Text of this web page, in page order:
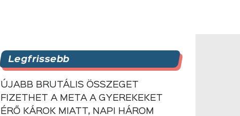
Legfrissebb
ÚJABB BRUTÁLIS ÖSSZEGET
FIZETHET A META A GYEREKEKET
ÉRŐ KÁROK MIATT, NAPI HÁROM